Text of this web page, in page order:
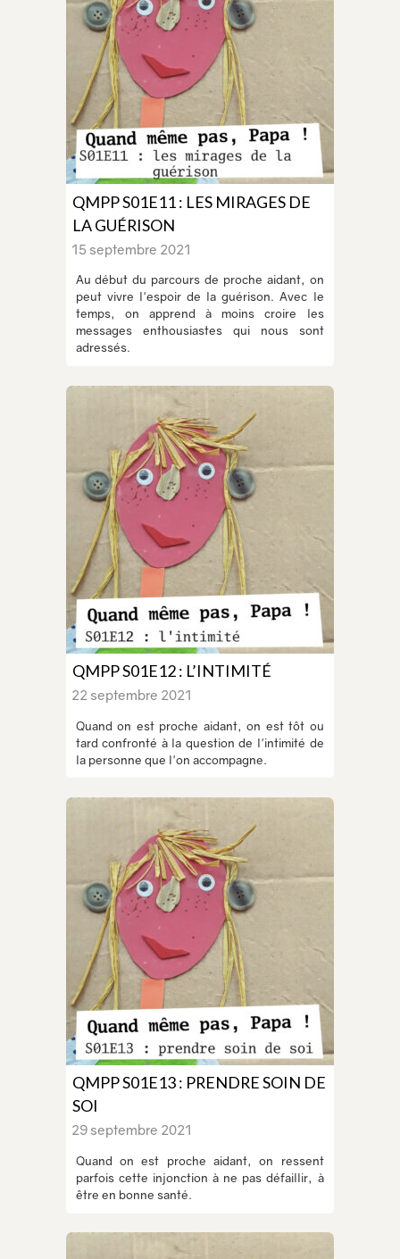
QMPP S01E11 : LES MIRAGES DE
LA GUÉRISON
15 septembre 2021
Au début du parcours de proche aidant, on
peut vivre l'espoir de la guérison. Avec le
temps, on apprend à moins croire les
messages enthousiastes qui nous sont
adressés.
QMPP S01E12 : L’INTIMITÉ
22 septembre 2021
Quand on est proche aidant, on est tôt ou
tard confronté à la question de l'intimité de
la personne que l'on accompagne.
QMPP S01E13 : PRENDRE SOIN DE
SOI
29 septembre 2021
Quand on est proche aidant, on ressent
parfois cette injonction à ne pas défaillir, à
être en bonne santé.